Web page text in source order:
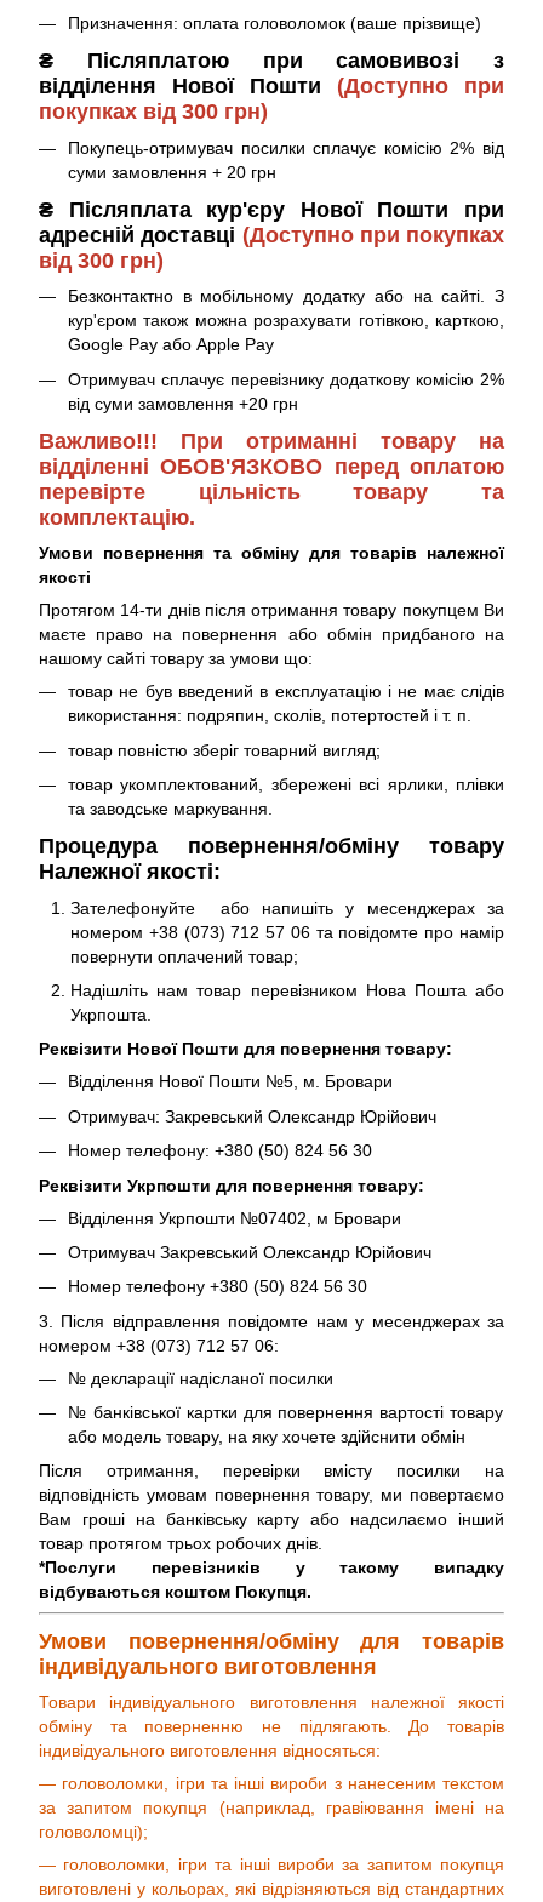
Призначення: оплата головоломок (ваше прізвище)
₴ Післяплатою при самовивозі з
відділення Нової Пошти (Доступно при
покупках від 300 грн)
Покупець-отримувач посилки сплачує комісію 2% від
суми замовлення + 20 грн
₴ Післяплата кур'єру Нової Пошти при
адресній доставці (Доступно при покупках
від 300 грн)
Безконтактно в мобільному додатку або на сайті. З
кур'єром також можна розрахувати готівкою, карткою,
Google Pay або Apple Pay
Отримувач сплачує перевізнику додаткову комісію 2%
від суми замовлення +20 грн
Важливо!!! При отриманні товару на
відділенні ОБОВ'ЯЗКОВО перед оплатою
перевірте цільність товару та
комплектацію.
Умови повернення та обміну для товарів належної
якості
Протягом 14-ти днів після отримання товару покупцем Ви
маєте право на повернення або обмін придбаного на
нашому сайті товару за умови що:
товар не був введений в експлуатацію і не має слідів
використання: подряпин, сколів, потертостей і т. п.
товар повністю зберіг товарний вигляд;
товар укомплектований, збережені всі ярлики, плівки
та заводське маркування.
Процедура повернення/обміну товару
Належної якості:
Зателефонуйте або напишіть у месенджерах за
номером +38 (073) 712 57 06 та повідомте про намір
повернути оплачений товар;
Надішліть нам товар перевізником Нова Пошта або
Укрпошта.
Реквізити Нової Пошти для повернення товару:
Відділення Нової Пошти №5, м. Бровари
Отримувач: Закревський Олександр Юрійович
Номер телефону: +380 (50) 824 56 30
Реквізити Укрпошти для повернення товару:
Відділення Укрпошти №07402, м Бровари
Отримувач Закревський Олександр Юрійович
Номер телефону +380 (50) 824 56 30
3. Після відправлення повідомте нам у месенджерах за
номером +38 (073) 712 57 06:
№ декларації надісланої посилки
№ банківської картки для повернення вартості товару
або модель товару, на яку хочете здійснити обмін
Після отримання, перевірки вмісту посилки на
відповідність умовам повернення товару, ми повертаємо
Вам гроші на банківську карту або надсилаємо інший
товар протягом трьох робочих днів.
*Послуги перевізників у такому випадку
відбуваються коштом Покупця.
Умови повернення/обміну для товарів
індивідуального виготовлення
Товари індивідуального виготовлення належної якості
обміну та поверненню не підлягають. До товарів
індивідуального виготовлення відносяться:
— головоломки, ігри та інші вироби з нанесеним текстом
за запитом покупця (наприклад, гравіювання імені на
головоломці);
— головоломки, ігри та інші вироби за запитом покупця
виготовлені у кольорах, які відрізняються від стандартних